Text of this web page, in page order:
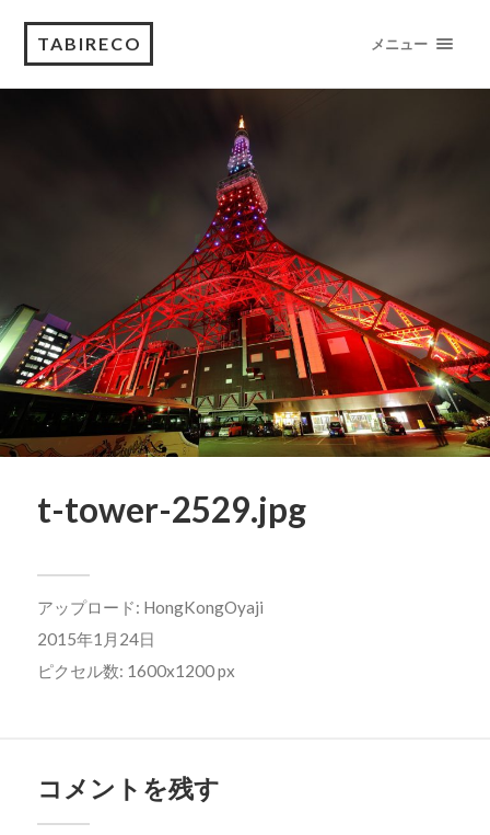
TABIRECO メニュー
t-tower-2529.jpg
アップロード: HongKongOyaji
2015年1月24日
ピクセル数: 1600x1200 px
コメントを残す